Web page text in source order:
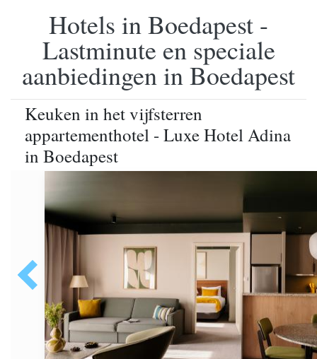
Hotels in Boedapest -
Lastminute en speciale
aanbiedingen in Boedapest
Keuken in het vijfsterren
appartementhotel - Luxe Hotel Adina
in Boedapest